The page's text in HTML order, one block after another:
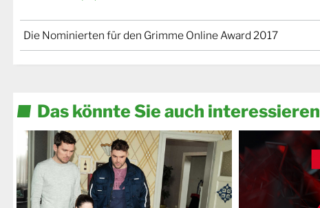
Die Nominierten für den Grimme Online Award 2017
Das könnte Sie auch interessieren